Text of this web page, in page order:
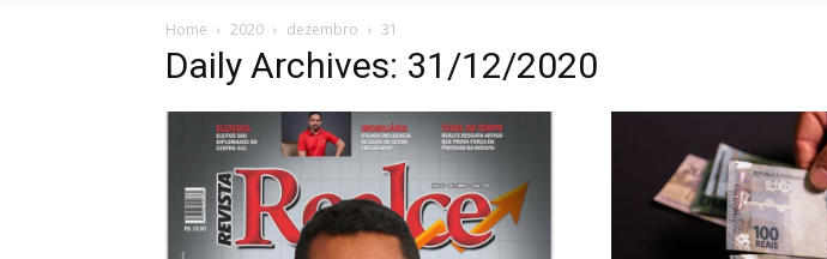
Home 2020 dezembro 31
Daily Archives: 31/12/2020